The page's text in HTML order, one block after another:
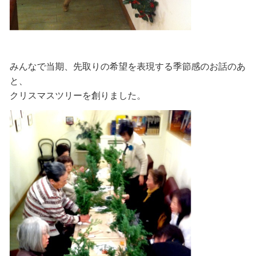
みんなで当期、先取りの希望を表現する季節感のお話のあ
と、
クリスマスツリーを創りました。